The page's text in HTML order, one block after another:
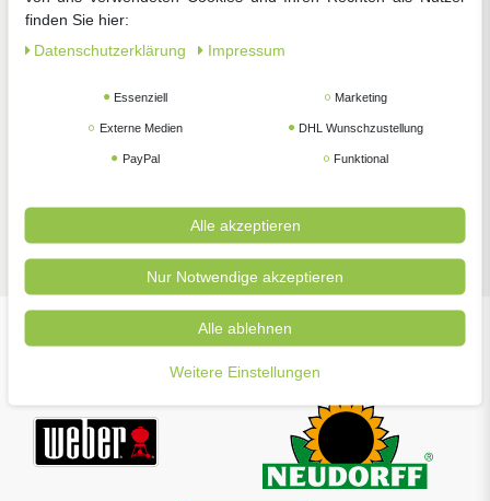
Zimmerpflanzen Pflanzenschutz
Unsere beliebtesten Marken
finden Sie hier:
Daten­schutz­erklärung
Impressum
Essenziell Marketing
Externe Medien DHL Wunschzustellung
PayPal Funktional
Alle akzeptieren
Nur Notwendige akzeptieren
Alle ablehnen
Weitere Einstellungen